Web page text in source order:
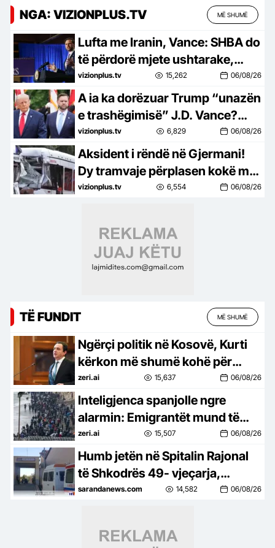
NGA: VIZIONPLUS.TV MË SHUMË
Lufta me Iranin, Vance: SHBA do
të përdorë mjete ushtarake,
ekonomike dhe diplomatike për
t’i dhënë fund
vizionplus.tv 15,262 06/08/26
A ia ka dorëzuar Trump “unazën
e trashëgimisë” J.D. Vance?
Washington Post zbulon lëvizjet
për garën e vitit 2028
vizionplus.tv 6,829 06/08/26
Aksident i rëndë në Gjermani!
Dy tramvaje përplasen kokë më
kokë, 25 të plagosur
vizionplus.tv 6,554 06/08/26
TË FUNDIT MË SHUMË
Ngërçi politik në Kosovë, Kurti
kërkon më shumë kohë për
marrëveshje! Shtyhet seanca e
Kuvendit
zeri.ai 15,637 06/08/26
Inteligjenca spanjolle ngre
alarmin: Emigrantët mund të
tentojnë të hyjnë sërish në
Ceuta më 15 gusht
zeri.ai 15,507 06/08/26
Humb jetën në Spitalin Rajonal
të Shkodrës 49- vjeçarja,
konsumoi një sasi të madhe
sarandanews.com 14,582 06/08/26